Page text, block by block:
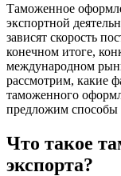
Таможенное
экспортной
зависят скорость
конечном итоге,
международном
рассмотрим, какие
таможенного
предложим способы
Что такое
экспорта?